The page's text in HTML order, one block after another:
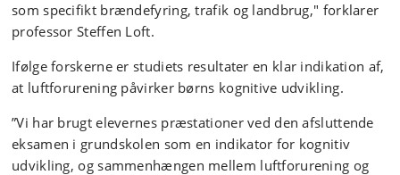
som specifikt brændefyring, trafik og landbrug," forklarer
professor Steffen Loft.
Ifølge forskerne er studiets resultater en klar indikation af,
at luftforurening påvirker børns kognitive udvikling.
”Vi har brugt elevernes præstationer ved den afsluttende
eksamen i grundskolen som en indikator for kognitiv
udvikling, og sammenhængen mellem luftforurening og